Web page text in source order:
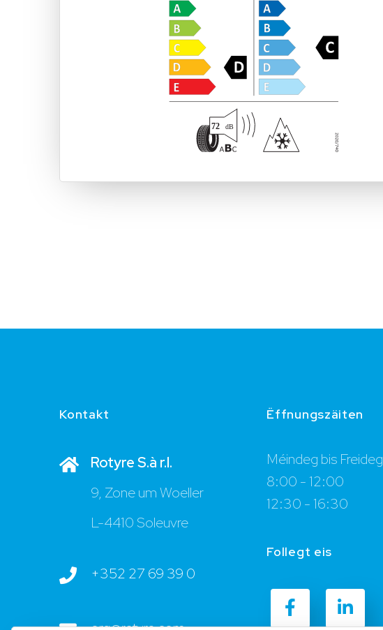
Kontakt
Rotyre S.à r.l.
9, Zone um Woeller
L-4410 Soleuvre
+352 27 69 39 0
Ëffnungszäiten
Méindeg bis Freideg
8:00 - 12:00
12:30 - 16:30
Follegt eis